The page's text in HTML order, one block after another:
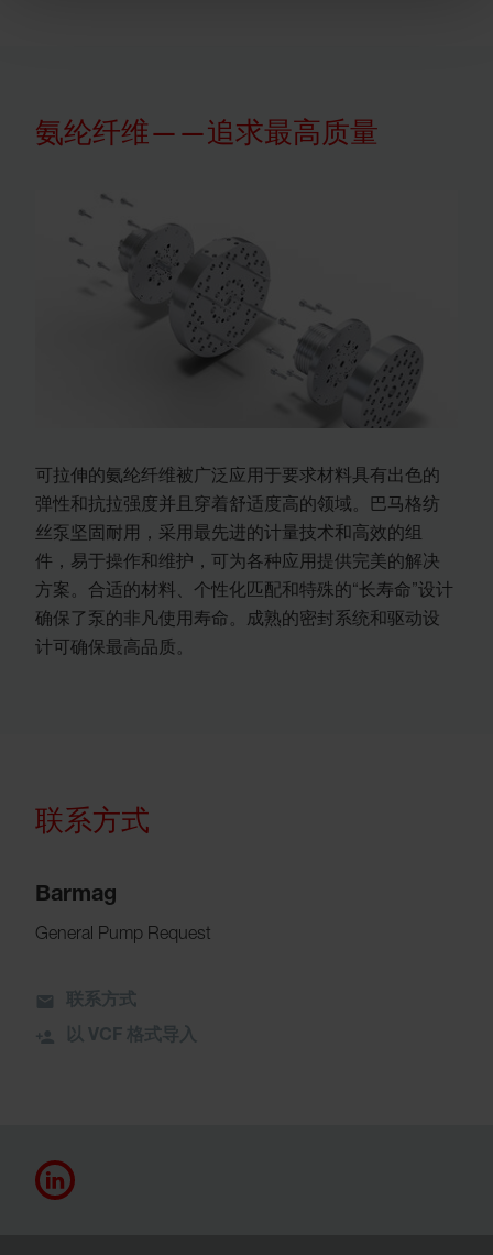
氨纶纤维——追求最高质量
可拉伸的氨纶纤维被广泛应用于要求材料具有出色的
弹性和抗拉强度并且穿着舒适度高的领域。巴马格纺
丝泵坚固耐用，采用最先进的计量技术和高效的组
件，易于操作和维护，可为各种应用提供完美的解决
方案。合适的材料、个性化匹配和特殊的“长寿命”设计
确保了泵的非凡使用寿命。成熟的密封系统和驱动设
计可确保最高品质。
联系方式
Barmag
General Pump Request
联系方式
以 VCF 格式导入